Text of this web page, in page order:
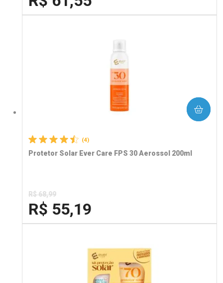
(4)
Protetor Solar Ever Care FPS 30 Aerossol 200ml
R$ 68,99
R$ 55,19
COMPRAR